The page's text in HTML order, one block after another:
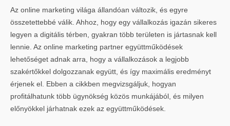
Az online marketing világa állandóan változik, és egyre
összetettebbé válik. Ahhoz, hogy egy vállalkozás igazán sikeres
legyen a digitális térben, gyakran több területen is jártasnak kell
lennie. Az online marketing partner együttműködések
lehetőséget adnak arra, hogy a vállalkozások a legjobb
szakértőkkel dolgozzanak együtt, és így maximális eredményt
érjenek el. Ebben a cikkben megvizsgáljuk, hogyan
profitálhatunk több ügynökség közös munkájából, és milyen
előnyökkel járhatnak ezek az együttműködések.